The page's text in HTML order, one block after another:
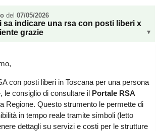
del 07/05/2026
non autosufficiente grazie
▸
con posti liberi in Toscana per una persona
le consiglio di consultare il Portale RSA
Regione. Questo strumento le permette di
in tempo reale tramite simboli (letto
dettagli su servizi e costi per le strutture
(227)